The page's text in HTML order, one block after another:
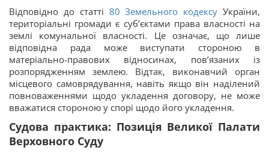
Відповідно до статті 80Земельного кодексу України,
територіальні громади є суб’єктами права власності на
землі комунальної власності. Це означає, що лише
відповідна рада може виступати стороною в
матеріально-правових відносинах, пов’язаних із
розпорядженням землею. Відтак, виконавчий орган
місцевого самоврядування, навіть якщо він наділений
повноваженнями щодо укладення договору, не може
вважатися стороною у спорі щодо його укладення.
Судова практика: Позиція Великої Палати
Верховного Суду